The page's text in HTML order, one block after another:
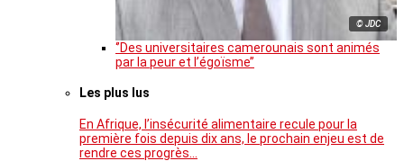
© JDC
‘’Des universitaires camerounais sont animés
par la peur et l’égoïsme’’
Les plus lus
En Afrique, l’insécurité alimentaire recule pour la
première fois depuis dix ans, le prochain enjeu est de
rendre ces progrès…